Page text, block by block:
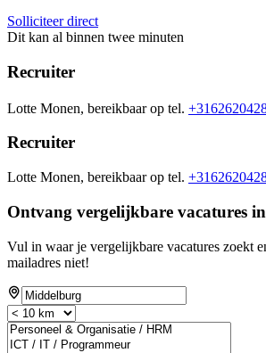
Solliciteer direct
Dit kan al binnen twee minuten
Recruiter
Lotte Monen, bereikbaar op tel.
Recruiter
Lotte Monen, bereikbaar op tel.
Ontvang vergelijkbare vacatures
Vul in waar je vergelijkbare vacatures zoekt
mailadres niet!